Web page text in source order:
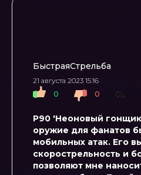
БыстраяСтрельба
21 августа 2023 15:16
0
0
P90 'Неоновый
оружие для фанатов
мобильных атак. Его
скорострельность и
позволяют мне